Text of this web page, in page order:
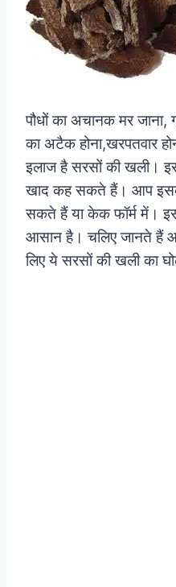
पौधों का अचानक मर जाना,
का अटैक होना,खरपतवार
इलाज है सरसों की खली।
खाद कह सकते हैं। आप इसको
सकते हैं या केक फॉर्म में।
आसान है। चलिए जानते हैं
लिए ये सरसों की खली का